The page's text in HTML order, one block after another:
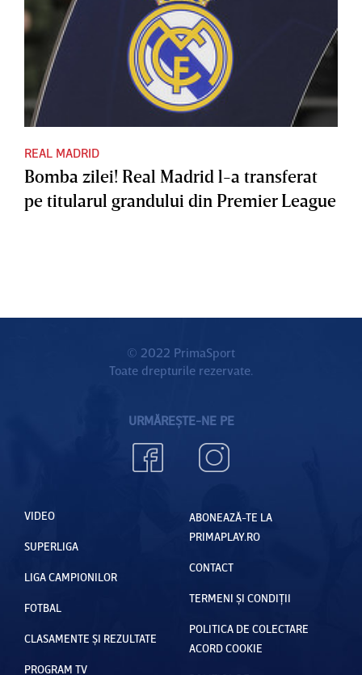
REAL MADRID
Bomba zilei! Real Madrid l-a transferat
pe titularul grandului din Premier League
© 2022 PrimaSport
Toate drepturile rezervate.
URMĂREȘTE-NE PE
VIDEO
SUPERLIGA
LIGA CAMPIONILOR
FOTBAL
CLASAMENTE ȘI REZULTATE
PROGRAM TV
ABONEAZĂ-TE LA
PRIMAPLAY.RO
CONTACT
TERMENI ȘI CONDIȚII
POLITICA DE COLECTARE
ACORD COOKIE